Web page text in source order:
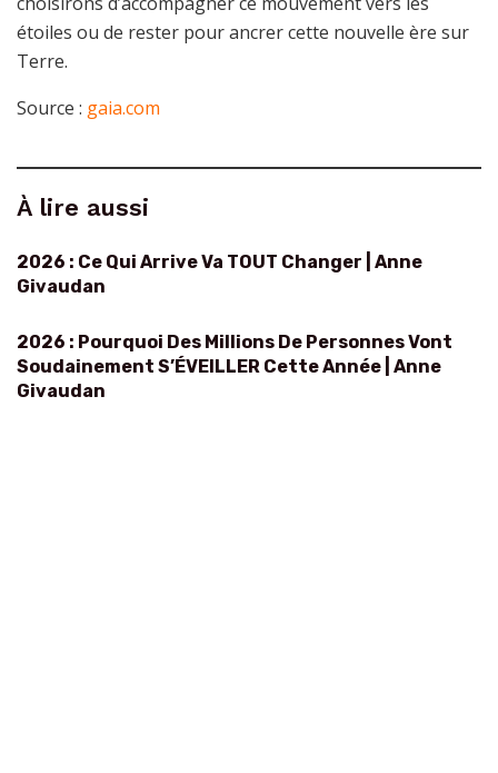
étoiles ou de rester pour ancrer cette nouvelle ère sur
Terre.
Source : gaia.com
À lire aussi
2026 : Ce Qui Arrive Va TOUT Changer | Anne
Givaudan
2026 : Pourquoi Des Millions De Personnes Vont
Soudainement S’ÉVEILLER Cette Année | Anne
Givaudan